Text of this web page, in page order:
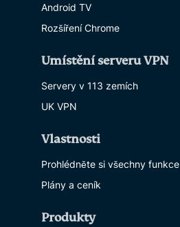
Android TV
Rozšíření Chrome
Umístění serveru VPN
Servery v 113 zemích
UK VPN
Vlastnosti
Prohlédněte si všechny funkce
Plány a ceník
Produkty